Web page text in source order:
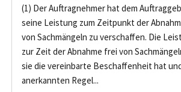
(1) Der Auftragnehmer hat dem
seine Leistung zum Zeitpunkt der
von Sachmängeln zu verschaffen. Die
zur Zeit der Abnahme frei von
sie die vereinbarte Beschaffenheit hat
anerkannten Regel...